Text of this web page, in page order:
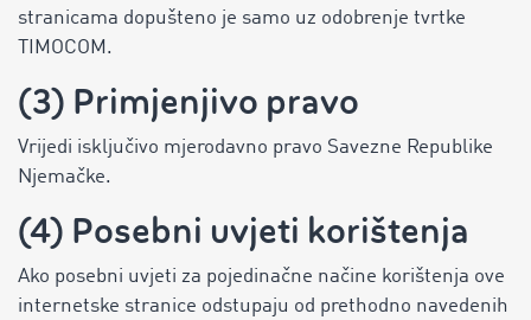
stranicama dopušteno je samo uz odobrenje tvrtke
TIMOCOM.
(3) Primjenjivo pravo
Vrijedi isključivo mjerodavno pravo Savezne Republike
Njemačke.
(4) Posebni uvjeti korištenja
Ako posebni uvjeti za pojedinačne načine korištenja ove
internetske stranice odstupaju od prethodno navedenih